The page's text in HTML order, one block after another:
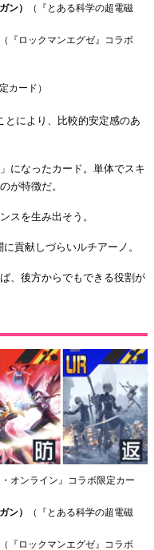
ン）
（『とある科学の超電磁
（『ロックマンエグゼ』コラボ
カード）
とにより、比較的安定感のあ
になったカード。単体でスキ
が特徴だ。
スを生み出そう。
貢献しづらいルチアーノ。
、後方からでもできる役割が
・オンライン』コラボ限定カー
ン）
（『とある科学の超電磁
（『ロックマンエグゼ』コラボ